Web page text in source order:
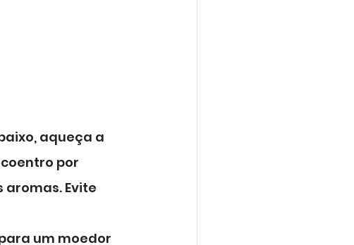
aqueça a
por
Evite
um moedor